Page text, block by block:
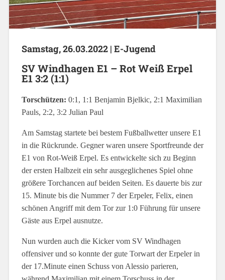
Samstag,26.03.2022 | E-Jugend
SV Windhagen E1 – Rot Weiß Erpel
E1 3:2 (1:1)
Torschützen: 0:1, 1:1 Benjamin Bjelkic, 2:1 Maximilian
Pauls, 2:2, 3:2 Julian Paul
Am Samstag startete bei bestem Fußballwetter unsere E1
in die Rückrunde. Gegner waren unsere Sportfreunde der
E1 von Rot-Weiß Erpel. Es entwickelte sich zu Beginn
der ersten Halbzeit ein sehr ausgeglichenes Spiel ohne
größere Torchancen auf beiden Seiten. Es dauerte bis zur
15. Minute bis die Nummer 7 der Erpeler, Felix, einen
schönen Angriff mit dem Tor zur 1:0 Führung für unsere
Gäste aus Erpel ausnutze.
Nun wurden auch die Kicker vom SV Windhagen
offensiver und so konnte der gute Torwart der Erpeler in
der 17.Minute einen Schuss von Alessio parieren,